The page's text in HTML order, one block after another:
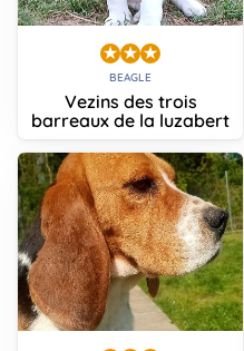
BEAGLE
Vezins des trois
barreaux de la luzabert